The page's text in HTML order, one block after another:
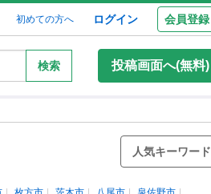
初めての方へ ログイン 会員登録
検索 投稿画面へ(無料)
人気キーワード